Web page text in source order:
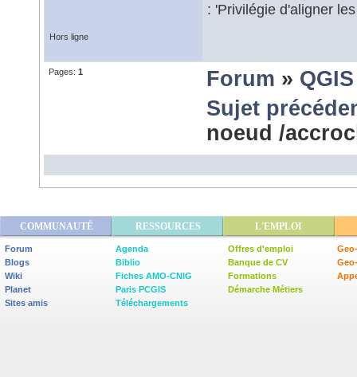
: 'Privilégie d'aligner
Hors ligne
Pages: 1 Forum » QGIS
Sujet
noeud /
COMMUNAUTÉ RESSOURCES L'EMPLOI
Forum
Blogs
Wiki
Planet
Sites amis
Agenda
Biblio
Fiches AMO-CNIG
Paris PCGIS
Téléchargements
Offres d'emploi
Banque de CV
Formations
Démarche Métiers